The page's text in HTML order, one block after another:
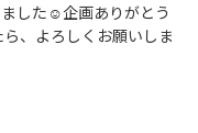
した☺️企画ありがとう
、よろしくお願いしま